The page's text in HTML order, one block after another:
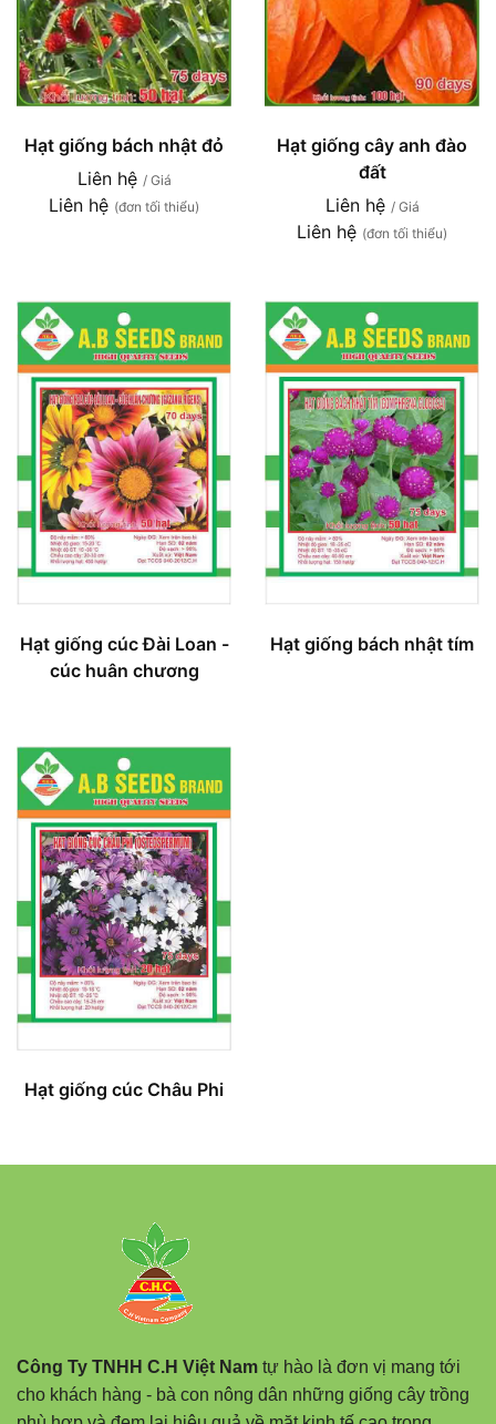
Hạt giống bách nhật đỏ
Liên hệ / Giá
Liên hệ (đơn tối thiểu)
Hạt giống cây anh đào
đất
Liên hệ / Giá
Liên hệ (đơn tối thiểu)
Hạt giống cúc Đài Loan -
cúc huân chương
Hạt giống bách nhật tím
Hạt giống cúc Châu Phi
Công Ty TNHH C.H Việt Nam tự hào là đơn vị mang tới
cho khách hàng - bà con nông dân những giống cây trồng